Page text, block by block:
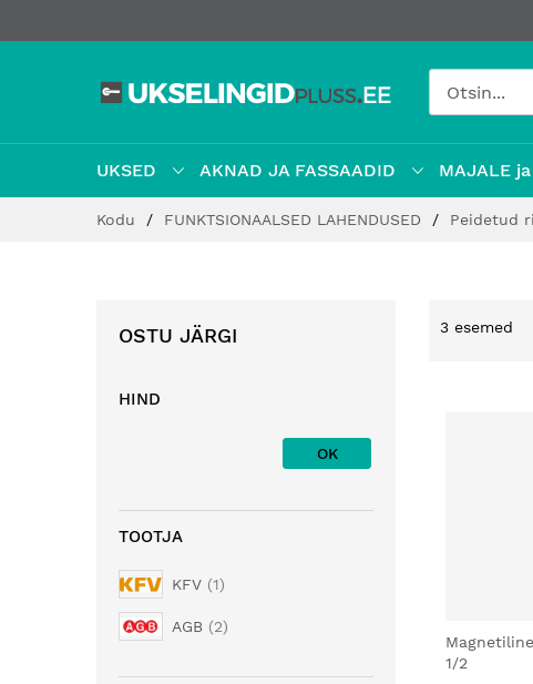
UKSED AKNAD JA FASSAADID MAJALE
Kodu FUNKTSIONAALSED LAHENDUSED Peidetud
3 esemed
1/2
OSTU JÄRGI
HIND
OK
TOOTJA
KFV 1
AGB 2